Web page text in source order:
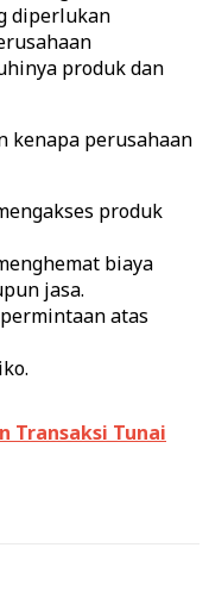
diperlukan
produk dan
kenapa perusahaan
produk
biaya
jasa.
atas
Transaksi Tunai